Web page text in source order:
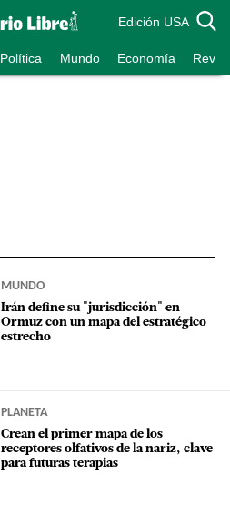
Edición USA
Política Mundo Economía
MUNDO
Irán define su "jurisdicción" en
Ormuz con un mapa del estratégico
estrecho
PLANETA
Crean el primer mapa de los
receptores olfativos de la nariz, clave
para futuras terapias